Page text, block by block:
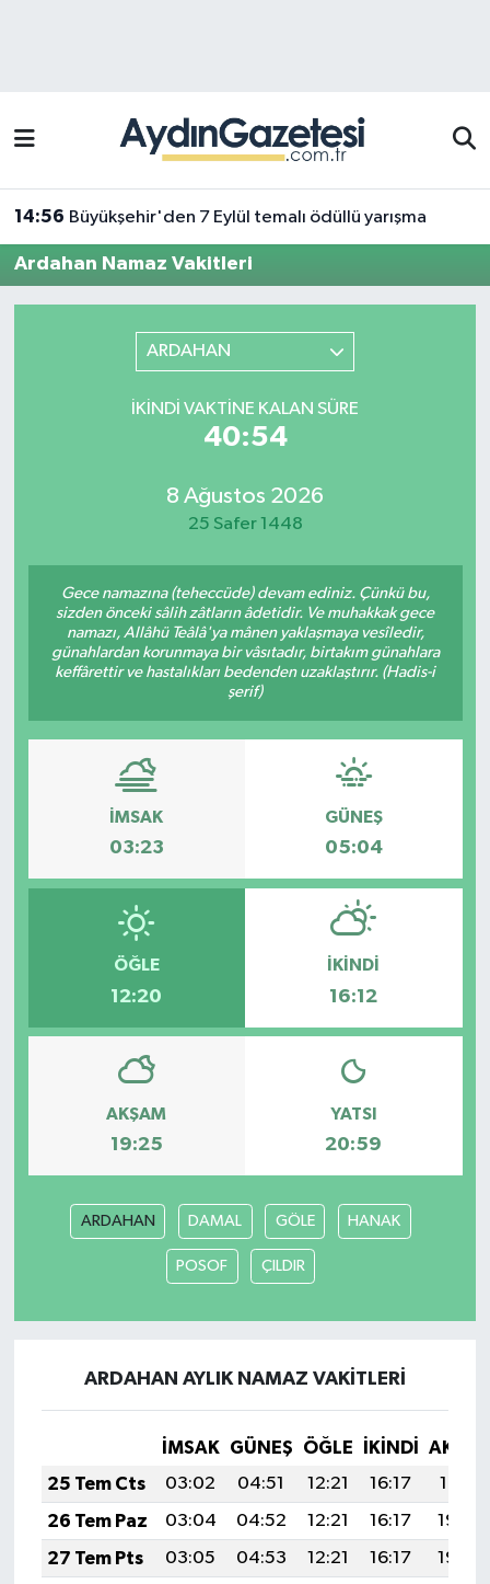
14:56 Büyükşehir'den 7 Eylül temalı ödüllü yarışma
Ardahan Namaz Vakitleri
ARDAHAN
İKINDI VAKTINE KALAN SÜRE
40:54
8 Ağustos 2026
25 Safer 1448
Gece namazına (teheccüde) devam ediniz. Çünkü bu,
sizden önceki sâlih zâtların âdetidir. Ve muhakkak gece
namazı, Allâhü Teâlâ'ya mânen yaklaşmaya vesîledir,
günahlardan korunmaya bir vâsıtadır, birtakım günahlara
keffârettir ve hastalıkları bedenden uzaklaştırır. (Hadis-i
şerif)
İMSAK
03:23
GÜNEŞ
05:04
ÖĞLE
12:20
İKINDI
16:12
AKŞAM
19:25
YATSI
20:59
ARDAHAN DAMAL GÖLE HANAK
POSOF ÇILDIR
ARDAHAN AYLIK NAMAZ VAKITLERI
İMSAK GÜNEŞ ÖĞLE İKINDI
25 Tem Cts
03:02 04:51 12:21 16:17
19:41
26 Tem Paz
03:04 04:52 12:21 16:17
19:40
27 Tem Pts
03:05 04:53 12:21 16:17
19:39
Efeler Trafik Yoğunluk Haritası
Süper Lig Puan Durumu ve Fikstür
Tüm Manşetler
Son Dakika Haberleri
Haber Arşivi